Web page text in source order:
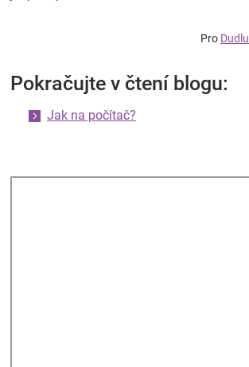
Pro Dudlu
Pokračujte v čtení blogu:
Jak na počítač?